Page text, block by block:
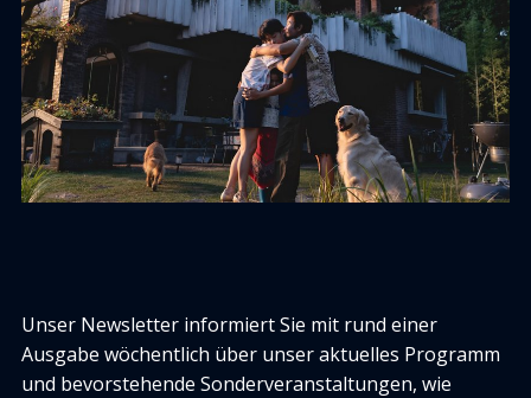
Unser Newsletter informiert Sie mit rund einer
Ausgabe wöchentlich über unser aktuelles Programm
und bevorstehende Sonderveranstaltungen, wie